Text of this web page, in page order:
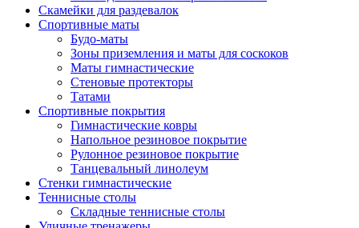
Скамейки для раздевалок
Спортивные маты
Будо-маты
Зоны приземления и маты для соскоков
Маты гимнастические
Стеновые протекторы
Татами
Спортивные покрытия
Гимнастические ковры
Напольное резиновое покрытие
Рулонное резиновое покрытие
Танцевальный линолеум
Стенки гимнастические
Теннисные столы
Складные теннисные столы